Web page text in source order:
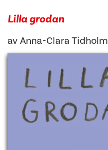
Lilla grodan
av Anna-Clara Tidholm